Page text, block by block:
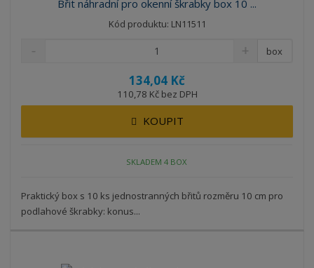
Břit náhradní pro okenní škrabky box 10 ...
Kód produktu: LN11511
134,04 Kč
110,78 Kč bez DPH
box
KOUPIT
SKLADEM 4 BOX
Praktický box s 10 ks jednostranných břitů rozměru 10 cm pro
podlahové škrabky: konus...